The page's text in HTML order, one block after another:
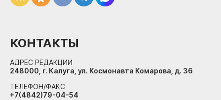
КОНТАКТЫ
АДРЕС РЕДАКЦИИ
248000, г. Калуга, ул. Космонавта Комарова, д. 36
ТЕЛЕФОН/ФАКС
+7(4842)79-04-54